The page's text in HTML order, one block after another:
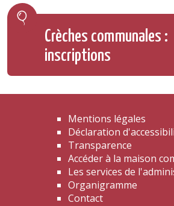
Crèches communales :
inscriptions
Mentions légales
Déclaration
Transparence
Accéder à la maison
Les services de
Organigramme
Contact